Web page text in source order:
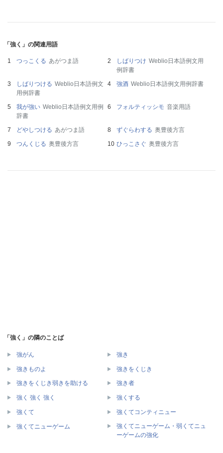
「強く」の関連用語
つっこくる あがつま語 しばりつけ Weblio日本語例文用
例辞書
しばりつける Weblio日本語例文
用例辞書
強酒 Weblio日本語例文用例辞書
我が強い Weblio日本語例文用例
辞書
フォルティッシモ 音楽用語
どやしつける あがつま語 ずぐらわする 奥豊後方言
つんくじる 奥豊後方言 ひっこさぐ 奥豊後方言
「強く」の隣のことば
強がん 強き
強きものよ 強きをくじき
強きをくじき弱きを助ける 強き者
強く 強く 強く 強くする
強くて 強くてコンティニュー
強くてニューゲーム
強くてニューゲーム・弱くてニュ
ーゲームの強化